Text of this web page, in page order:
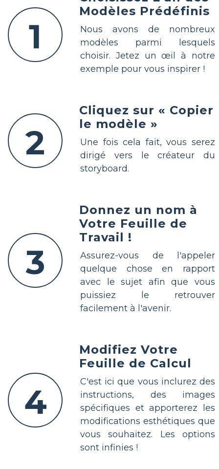
1
Modèles Prédéfinis
Nous avons de nombreux
modèles parmi lesquels
choisir. Jetez un œil à notre
exemple pour vous inspirer !
2
Cliquez sur « Copier
le modèle »
Une fois cela fait, vous serez
dirigé vers le créateur du
storyboard.
3
Donnez un nom à
Votre Feuille de
Travail !
Assurez-vous de l'appeler
quelque chose en rapport
avec le sujet afin que vous
puissiez le retrouver
facilement à l'avenir.
4
Modifiez Votre
Feuille de Calcul
C'est ici que vous inclurez des
instructions, des images
spécifiques et apporterez les
modifications esthétiques que
vous souhaitez. Les options
sont infinies !